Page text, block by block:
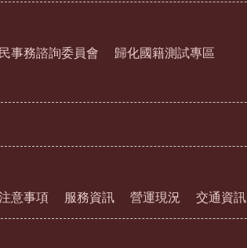
事務諮詢委員會 歸化國籍測試專區
意事項 服務資訊 營運現況 交通資訊